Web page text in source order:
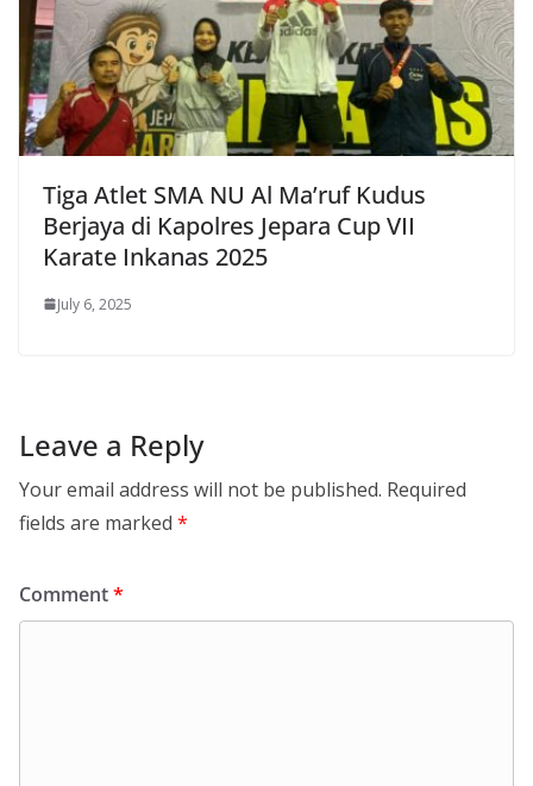
Tiga Atlet SMA NU Al Ma’ruf Kudus
Berjaya di Kapolres Jepara Cup VII
Karate Inkanas 2025
July 6, 2025
Leave a Reply
Your email address will not be published. Required
fields are marked *
Comment*